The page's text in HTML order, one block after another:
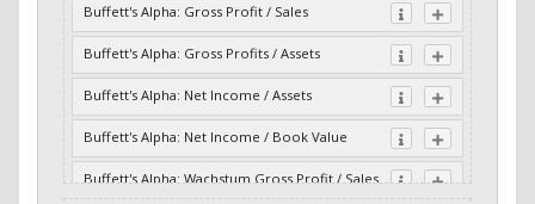
Buffett's Alpha: Gross Profit / Sales
Buffett's Alpha: Gross Profits / Assets
Buffett's Alpha: Net Income / Assets
Buffett's Alpha: Net Income / Book Value
Buffett's Alpha: Wachstum Gross Profit / Sales